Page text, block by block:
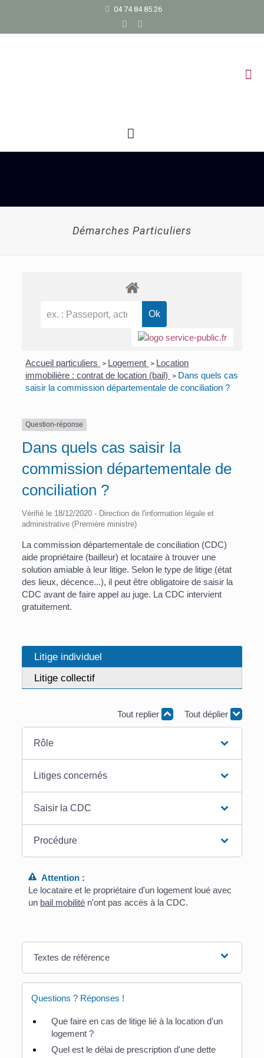
04 74 84 85 26
Démarches Particuliers
Accueil particuliers > Logement > Location
immobilière : contrat de location (bail) > Dans quels cas
saisir la commission départementale de conciliation ?
Question-réponse
Dans quels cas saisir la
commission départementale de
conciliation ?
Vérifié le 18/12/2020 - Direction de l'information légale et
administrative (Première ministre)
La commission départementale de conciliation (CDC)
aide propriétaire (bailleur) et locataire à trouver une
solution amiable à leur litige. Selon le type de litige (état
des lieux, décence...), il peut être obligatoire de saisir la
CDC avant de faire appel au juge. La CDC intervient
gratuitement.
Litige individuel
Litige collectif
Tout replier Tout déplier
Rôle
Litiges concernés
Saisir la CDC
Procédure
Attention :
Le locataire et le propriétaire d'un logement loué avec
un bail mobilité n'ont pas accès à la CDC.
Textes de référence
Questions ? Réponses !
Que faire en cas de litige lié à la location d'un
logement ?
Quel est le délai de prescription d'une dette